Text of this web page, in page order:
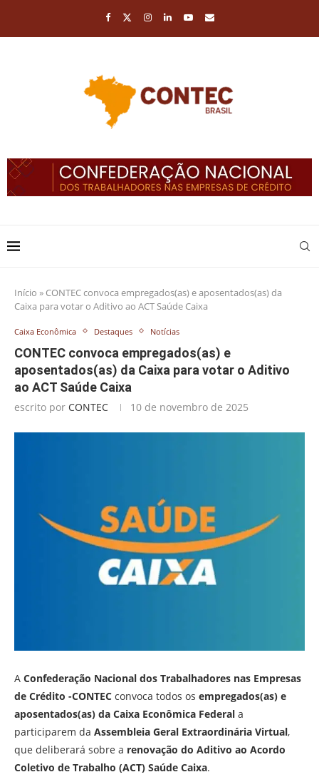
Início » CONTEC convoca empregados(as) e aposentados(as) da
Caixa para votar o Aditivo ao ACT Saúde Caixa
Caixa Econômica Destaques Notícias
CONTEC convoca empregados(as) e
aposentados(as) da Caixa para votar o Aditivo
ao ACT Saúde Caixa
escrito por CONTEC 10 de novembro de 2025
A Confederação Nacional dos Trabalhadores nas Empresas
de Crédito -CONTEC convoca todos os empregados(as) e
aposentados(as) da Caixa Econômica Federal a
participarem da Assembleia Geral Extraordinária Virtual,
que deliberará sobre a renovação do Aditivo ao Acordo
Coletivo de Trabalho (ACT) Saúde Caixa.